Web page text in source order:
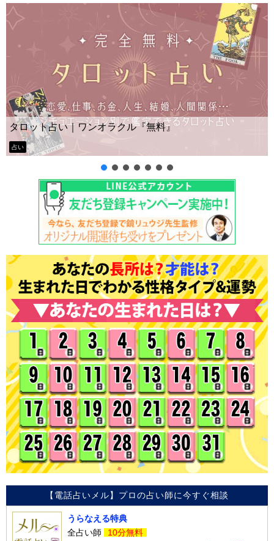
』
Yes No占い｜無料タロット◆私の質
ー？
【電話占いメル】プロの占い師に今すぐ相談
うらなえる特典
全占い師
10分無料